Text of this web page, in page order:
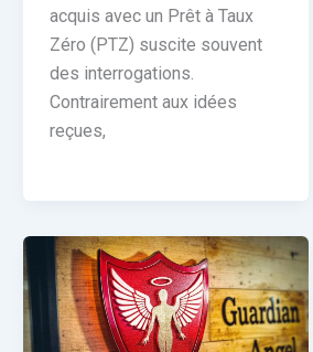
acquis avec un Prêt à Taux
Zéro (PTZ) suscite souvent
des interrogations.
Contrairement aux idées
reçues,